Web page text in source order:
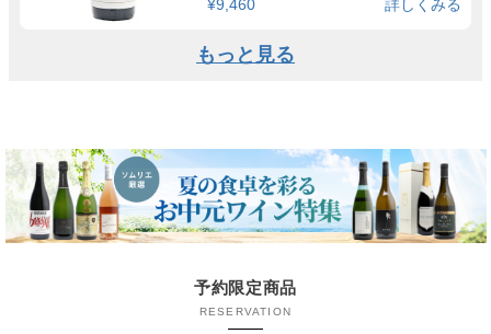
¥9,460 詳しくみる
もっと見る
予約限定商品
RESERVATION